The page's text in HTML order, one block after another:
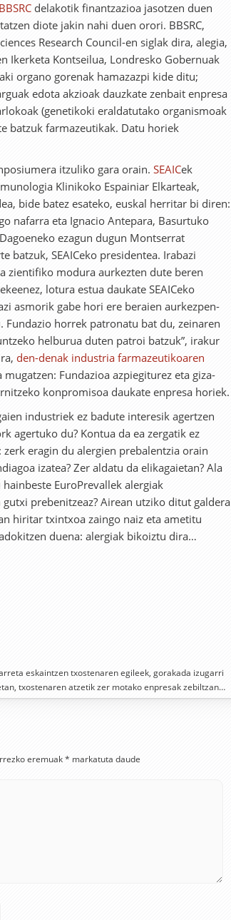
BBSRC delakotik finantzazioa jasotzen duen
diote jakin nahi duen orori. BBSRC,
Research Council-en siglak dira, alegia,
Ikerketa Kontseilua, Londresko Gobernuak
organo gorenak hamazazpi kide ditu;
edota akzioak dauzkate zenbait enpresa
(genetikoki eraldatutako organismoak
batzuk farmazeutikak. Datu horiek
itzuliko gara orain. SEAICek
Klinikoko Espainiar Elkarteak,
bide batez esateko, euskal herritar bi diren:
nafarra eta Ignacio Antepara, Basurtuko
ezagun dugun Montserrat
batzuk, SEAICeko presidentea. Irabazi
zientifiko modura aurkezten dute beren
lotura estua daukate SEAICeko
asmorik gabe hori ere beraien aurkezpen-
horrek patronatu bat du, zeinaren
helburua duten patroi batzuk”, irakur
den-denak industria farmazeutikoaren
Fundazioa azpiegiturez eta giza-
konpromisoa daukate enpresa horiek.
industriek ez badute interesik agertzen
agertuko du? Kontua da ea zergatik ez
eragin du alergien prebalentzia orain
izatea? Zer aldatu da elikagaietan? Ala
EuroPrevallek alergiak
prebenitzeaz? Airean utziko ditut galdera
hiritar txintxoa zaingo naiz eta ametitu
duena: alergiak bikoiztu dira…
eskaintzen txostenaren egileek, gorakada izugarri
txostenaren atzetik zer motako enpresak zebiltzan…
eremuak* markatuta daude